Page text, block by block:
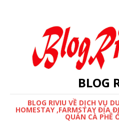
BLOG
BLOG RIVIU VỀ DỊCH VỤ
HOMESTAY ,FARMSTAY ĐỊA
QUÁN CÀ PHÊ